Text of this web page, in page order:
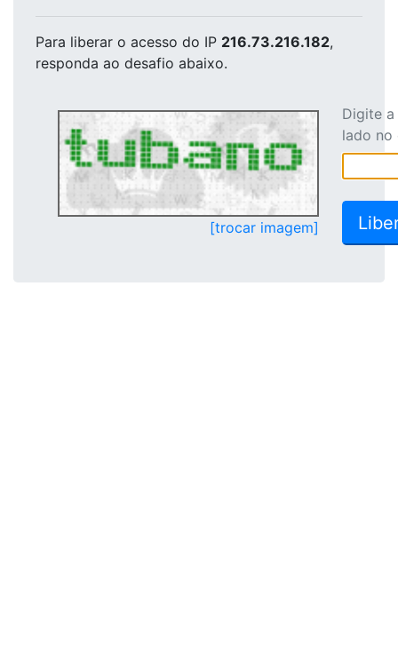
Para liberar o acesso do IP 216.73.216.182,
responda ao desafio abaixo.
[trocar imagem]
Digite
lado no